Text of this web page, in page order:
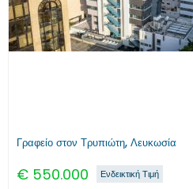
Γραφείο στον Τρυπιώτη, Λευκωσία
€ 550.000 Ενδεικτική Τιμή